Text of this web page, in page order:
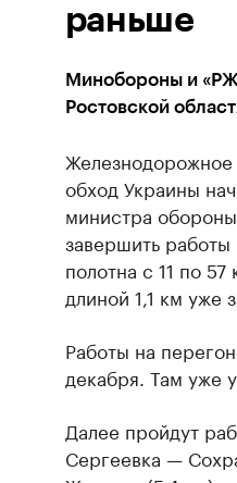
раньше
Минобороны и
Ростовской
обход Украины
министра
завершить работы
полотна с 11 по
длиной 1,1 км уже
Работы на
декабря. Там уже
Далее пройдут
Сергеевка —